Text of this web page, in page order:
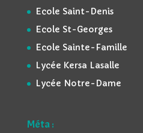
Ecole Saint-Denis
Ecole St-Georges
Ecole Sainte-Famille
Lycée Kersa Lasalle
Lycée Notre-Dame
Méta :